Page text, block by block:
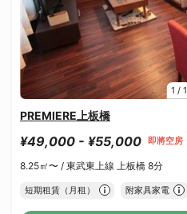
1 / 1
PREMIERE上板橋
¥49,000 - ¥55,000 即將空房
8.25㎡〜 / 東武東上線 上板橋 8分
短期租賃（月租） 附家具家電